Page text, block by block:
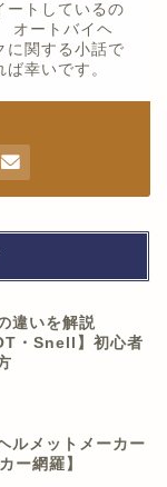
ートしているの
オートバイヘ
に関する小話で
幸いです。
違いを解説
・Snell】初心者
ルメットメーカー
ー網羅】